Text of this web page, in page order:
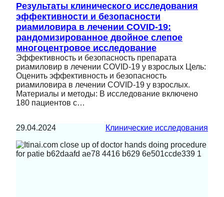
Результаты клинического исследования
эффективности и безопасности
риамиловира в лечении COVID-19:
рандомизированное двойное слепое
многоцентровое исследование
Эффективность и безопасность препарата
риамиловир в лечении COVID-19 у взрослых Цель:
Оценить эффективность и безопасность
риамиловира в лечении COVID-19 у взрослых.
Материалы и методы: В исследование включено
180 пациентов с…
29.04.2024 Клинические исследования